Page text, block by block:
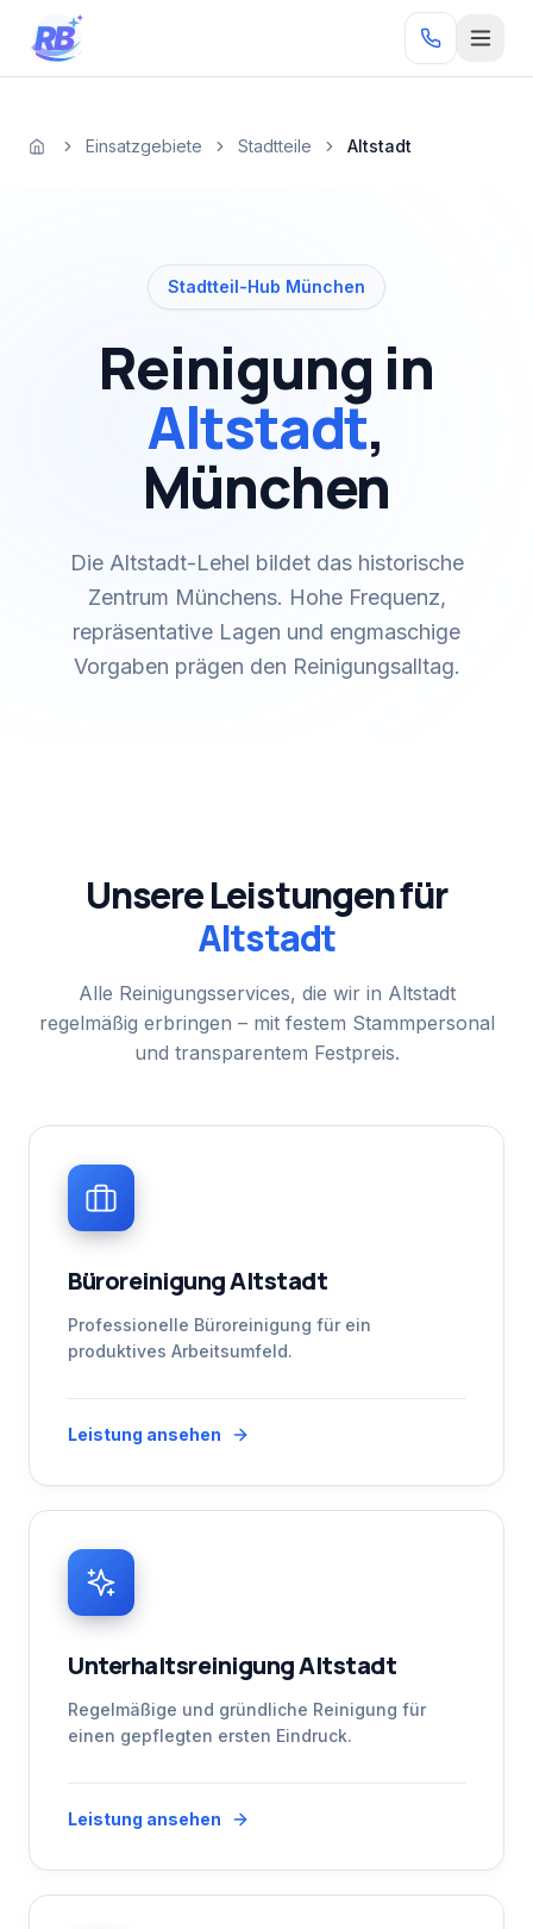
Zum Inhalt springen
RB
StartseiteEinsatzgebiete Stadtteile Altstadt
Stadtteil-Hub München
Reinigung in
Altstadt,
München
Die Altstadt-Lehel bildet das historische
Zentrum Münchens. Hohe Frequenz,
repräsentative Lagen und engmaschige
Vorgaben prägen den Reinigungsalltag.
Unsere Leistungen für
Altstadt
Alle Reinigungsservices, die wir in Altstadt
regelmäßig erbringen – mit festem Stammpersonal
und transparentem Festpreis.
Büroreinigung Altstadt
Professionelle Büroreinigung für ein
produktives Arbeitsumfeld.
Leistung ansehen
Unterhaltsreinigung Altstadt
Regelmäßige und gründliche Reinigung für
einen gepflegten ersten Eindruck.
Leistung ansehen